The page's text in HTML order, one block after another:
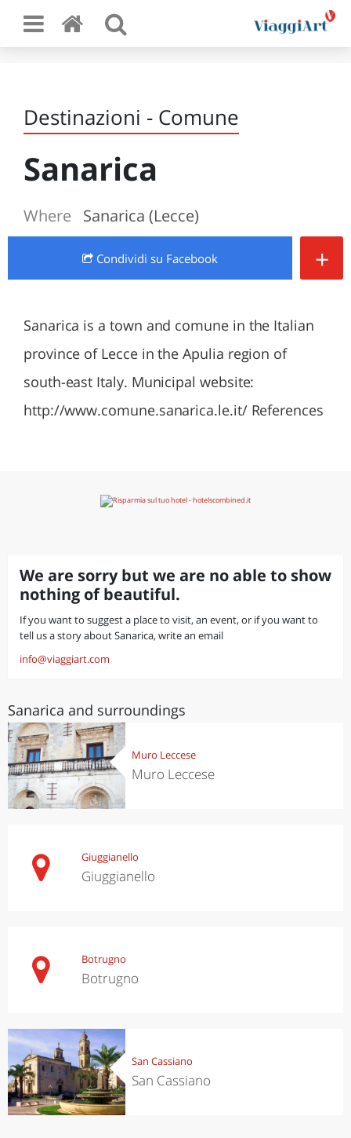
Destinazioni - Comune
Sanarica
Where Sanarica (Lecce)
Condividi su Facebook +
Sanarica is a town and comune in the Italian
province of Lecce in the Apulia region of
south-east Italy. Municipal website:
http://www.comune.sanarica.le.it/ References
We are sorry but we are no able to show
nothing of beautiful.
If you want to suggest a place to visit, an event, or if you want to
tell us a story about Sanarica, write an email
info@viaggiart.com
Sanarica and surroundings
Muro Leccese
Muro Leccese
Giuggianello
Giuggianello
Botrugno
Botrugno
San Cassiano
San Cassiano